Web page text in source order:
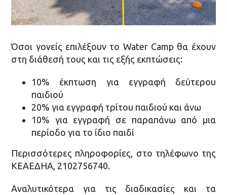
Όσοι γονείς επιλέξουν το Water Camp θα έχουν
στη διάθεσή τους και τις εξής εκπτώσεις:
10% έκπτωση για εγγραφή δεύτερου
παιδιού
20% για εγγραφή τρίτου παιδιού και άνω
10% για εγγραφή σε παραπάνω από μια
περίοδο για το ίδιο παιδί
Περισσότερες πληροφορίες, στο τηλέφωνο της
ΚΕΑΕΔΗΑ, 2102756740.
Αναλυτικότερα για τις διαδικασίες και τα